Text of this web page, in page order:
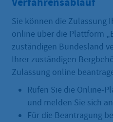
Sie können die Zulassung
online über die Plattform
zuständigen Bundesland
Ihrer zuständigen
Zulassung online
Rufen Sie die Online-
und melden Sie sich
Für die Beantragung